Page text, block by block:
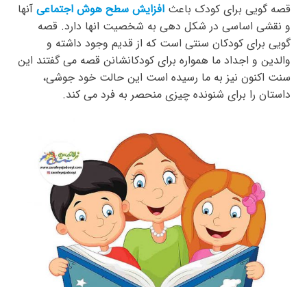
قصه گویی برای کودک باعث افزایش سطح هوش اجتماعی آنها
و نقشی اساسی در شکل دهی به شخصیت انها دارد. قصه‌
گویی برای کودکان سنتی است که از قدیم وجود داشته و
والدین و اجداد ما همواره برای کودکانشانن قصه می گفتند این
سنت اکنون نیز به ما رسیده است این حالت خود جوشی،
داستان را برای شنونده چیزی منحصر به فرد می کند.